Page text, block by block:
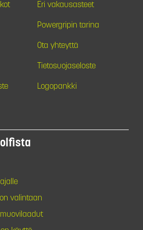
Eri vakausasteet
Powergripin tarina
Ota yhteyttä
Tietosuojaseloste
Logopankki
valintaan